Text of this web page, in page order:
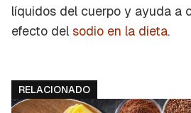
líquidos del cuerpo y ayuda a
efecto del sodio en la dieta.
RELACIONADO